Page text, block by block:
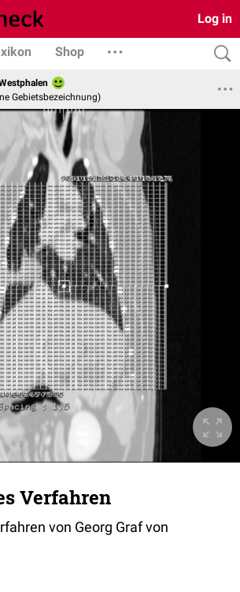
Log in
Shop
Gebietsbezeichnung)
Verfahren
von Georg Graf von